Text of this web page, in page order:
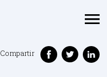
Compartir